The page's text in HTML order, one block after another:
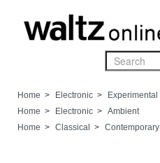
Home > Electronic >
Experimental
Home > Electronic > Ambient
Home > Classical > Contemporary